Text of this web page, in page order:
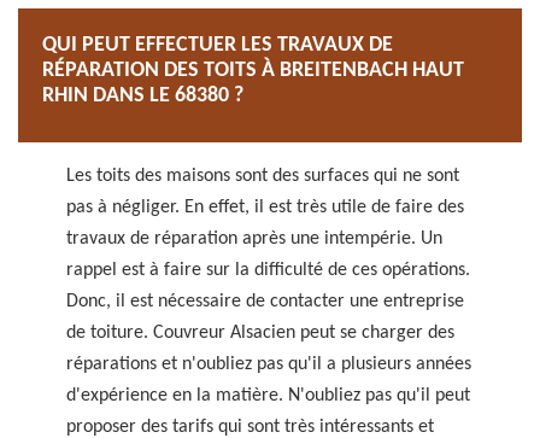
QUI PEUT EFFECTUER LES TRAVAUX DE
RÉPARATION DES TOITS À BREITENBACH HAUT
RHIN DANS LE 68380 ?
Les toits des maisons sont des surfaces qui ne sont
pas à négliger. En effet, il est très utile de faire des
travaux de réparation après une intempérie. Un
rappel est à faire sur la difficulté de ces opérations.
Donc, il est nécessaire de contacter une entreprise
de toiture. Couvreur Alsacien peut se charger des
réparations et n'oubliez pas qu'il a plusieurs années
d'expérience en la matière. N'oubliez pas qu'il peut
proposer des tarifs qui sont très intéressants et